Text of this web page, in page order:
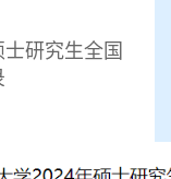
研究生全国